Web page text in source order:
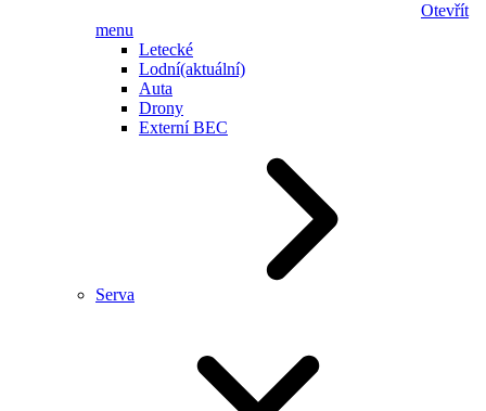
Otevřít
menu
Letecké
Lodní(aktuální)
Auta
Drony
Externí BEC
Serva